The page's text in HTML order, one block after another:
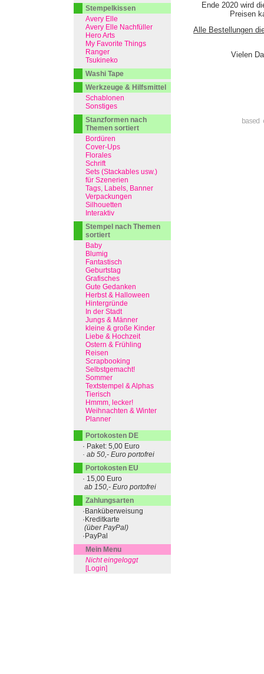
Ende 2020 wird
Preisen
Alle Bestellungen
Vielen
Stempelkissen
Avery Elle
Avery Elle Nachfüller
Hero Arts
My Favorite Things
Ranger
Tsukineko
Washi Tape
Werkzeuge & Hilfsmittel
Schablonen
Sonstiges
Stanzformen nach
Themen sortiert
Bordüren
Cover-Ups
Florales
Schrift
Sets (Stackables usw.)
für Szenerien
Tags, Labels, Banner
Verpackungen
Silhouetten
Interaktiv
Stempel nach Themen
sortiert
Baby
Blumig
Fantastisch
Geburtstag
Grafisches
Gute Gedanken
Herbst & Halloween
Hintergründe
In der Stadt
Jungs & Männer
kleine & große Kinder
Liebe & Hochzeit
Ostern & Frühling
Reisen
Scrapbooking
Selbstgemacht!
Sommer
Textstempel & Alphas
Tierisch
Hmmm, lecker!
Weihnachten & Winter
Planner
Portokosten DE
· Paket: 5,00 Euro
· ab 50,- Euro portofrei
Portokosten EU
· 15,00 Euro
ab 150,- Euro portofrei
Zahlungsarten
·Banküberweisung
·Kreditkarte
(über PayPal)
·PayPal
Mein Menu
Nicht eingeloggt
[Login]